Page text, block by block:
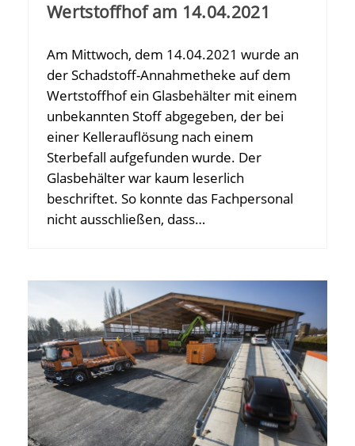
Wertstoffhof am 14.04.2021
Am Mittwoch, dem 14.04.2021 wurde an
der Schadstoff-Annahmetheke auf dem
Wertstoffhof ein Glasbehälter mit einem
unbekannten Stoff abgegeben, der bei
einer Kellerauflösung nach einem
Sterbefall aufgefunden wurde. Der
Glasbehälter war kaum leserlich
beschriftet. So konnte das Fachpersonal
nicht ausschließen, dass…